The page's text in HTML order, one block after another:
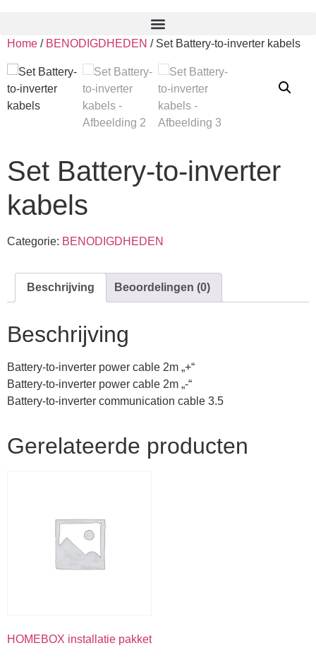
Home / BENODIGDHEDEN / Set Battery-to-inverter kabels
Set Battery-to-inverter
kabels
Categorie: BENODIGDHEDEN
Beschrijving Beoordelingen (0)
Beschrijving
Battery-to-inverter power cable 2m „+“
Battery-to-inverter power cable 2m „-“
Battery-to-inverter communication cable 3.5
Gerelateerde producten
HOMEBOX installatie pakket